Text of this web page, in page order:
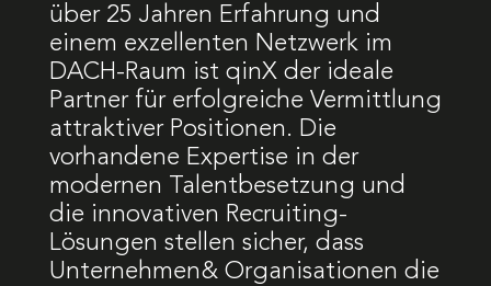
über 25 Jahren Erfahrung und
einem exzellenten Netzwerk im
DACH-Raum ist qinX der ideale
Partner für erfolgreiche Vermittlung
attraktiver Positionen. Die
vorhandene Expertise in der
modernen Talentbesetzung und
die innovativen Recruiting-
Lösungen stellen sicher, dass
Unternehmen& Organisationen die